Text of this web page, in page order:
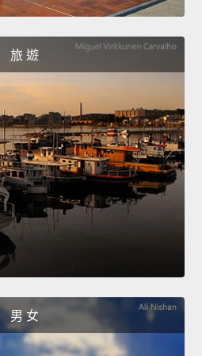
旅 遊
男 女